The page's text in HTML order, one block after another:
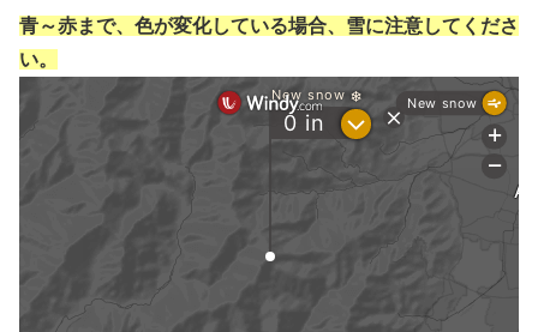
青～赤まで、色が変化している場合、雪に注意してくださ
い。